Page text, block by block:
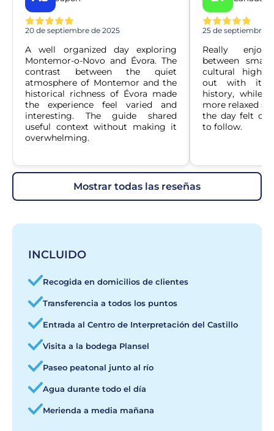
20 de septiembre de 2025
A well organized day exploring
Montemor-o-Novo and Évora. The
contrast between the quiet
atmosphere of Montemor and the
historical richness of Évora made
the experience feel varied and
interesting. The guide shared
useful context without making it
overwhelming.
25 de septiembre
Really
between
cultural
out with its
history, while
more relaxed
the day felt
to follow.
mostrar todas las reseñas
INCLUIDO
Recogida en domicilios de clientes
Transferencia a todos los puntos
Entrada al Centro de Interpretación del Castillo
Visita a la bodega Plansel
Paseo peatonal junto al río
Agua durante todo el día
Merienda a media mañana